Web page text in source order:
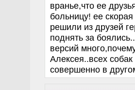
вранье,что ее
больницу! ее
решили из друзей
поднять за
версий
Алексея..всех
совершенно в